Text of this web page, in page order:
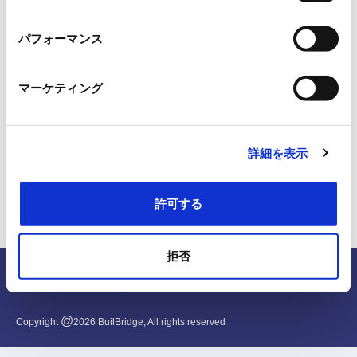
パフォーマンス
マーケティング
詳細を表示
許可する
拒否
English
Copyright @2026 BuilBridge, All rights reserved